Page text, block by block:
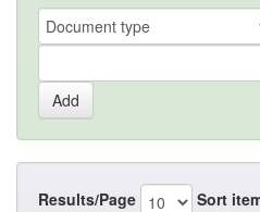
Results/Page Sort